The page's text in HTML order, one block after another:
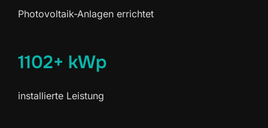
Photovoltaik-Anlagen errichtet
1102+ kWp
installierte Leistung